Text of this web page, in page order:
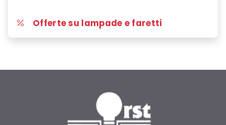
Offerte su lampade e faretti